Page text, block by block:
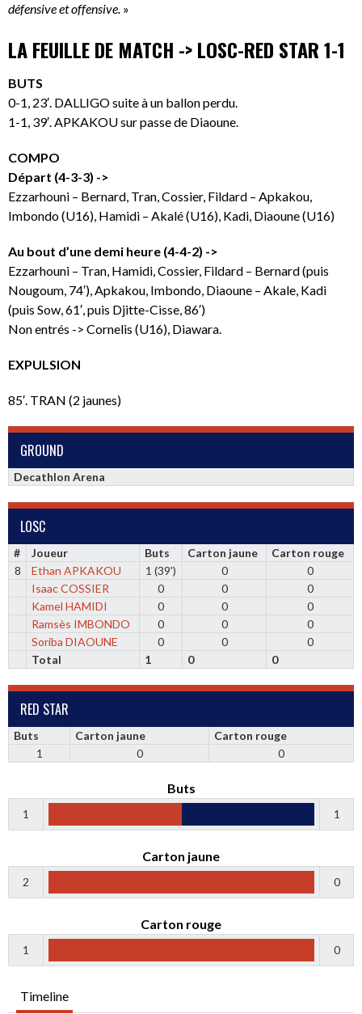
défensive et offensive. »
LA FEUILLE DE MATCH -> LOSC-RED STAR 1-1
BUTS
0-1, 23′. DALLIGO suite à un ballon perdu.
1-1, 39′. APKAKOU sur passe de Diaoune.
COMPO
Départ (4-3-3) ->
Ezzarhouni – Bernard, Tran, Cossier, Fildard – Apkakou,
Imbondo (U16), Hamidi – Akalé (U16), Kadi, Diaoune (U16)
Au bout d’une demi heure (4-4-2) ->
Ezzarhouni – Tran, Hamidi, Cossier, Fildard – Bernard (puis
Nougoum, 74′), Apkakou, Imbondo, Diaoune – Akale, Kadi
(puis Sow, 61′, puis Djitte-Cisse, 86′)
Non entrés -> Cornelis (U16), Diawara.
EXPULSION
85′. TRAN (2 jaunes)
GROUND
Decathlon Arena
LOSC
# Joueur Buts Carton jaune
Carton rouge
8
Ethan APKAKOU 1 (39') 0
0
Isaac COSSIER
0 0
0
Kamel HAMIDI
0 0
0
Ramsès IMBONDO
0 0
0
Soriba DIAOUNE
0 0
0
Total
1 0 0
RED STAR
Buts Carton jaune
Carton rouge
1
0 0
Buts
1 1
Carton jaune
2 0
Carton rouge
1 0
Timeline